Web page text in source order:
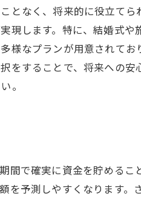
となく、将来的に役立てら
現します。特に、結婚式や
様なプランが用意されてお
をすることで、将来への安
。
間で確実に資金を貯めるこ
を予測しやすくなります。